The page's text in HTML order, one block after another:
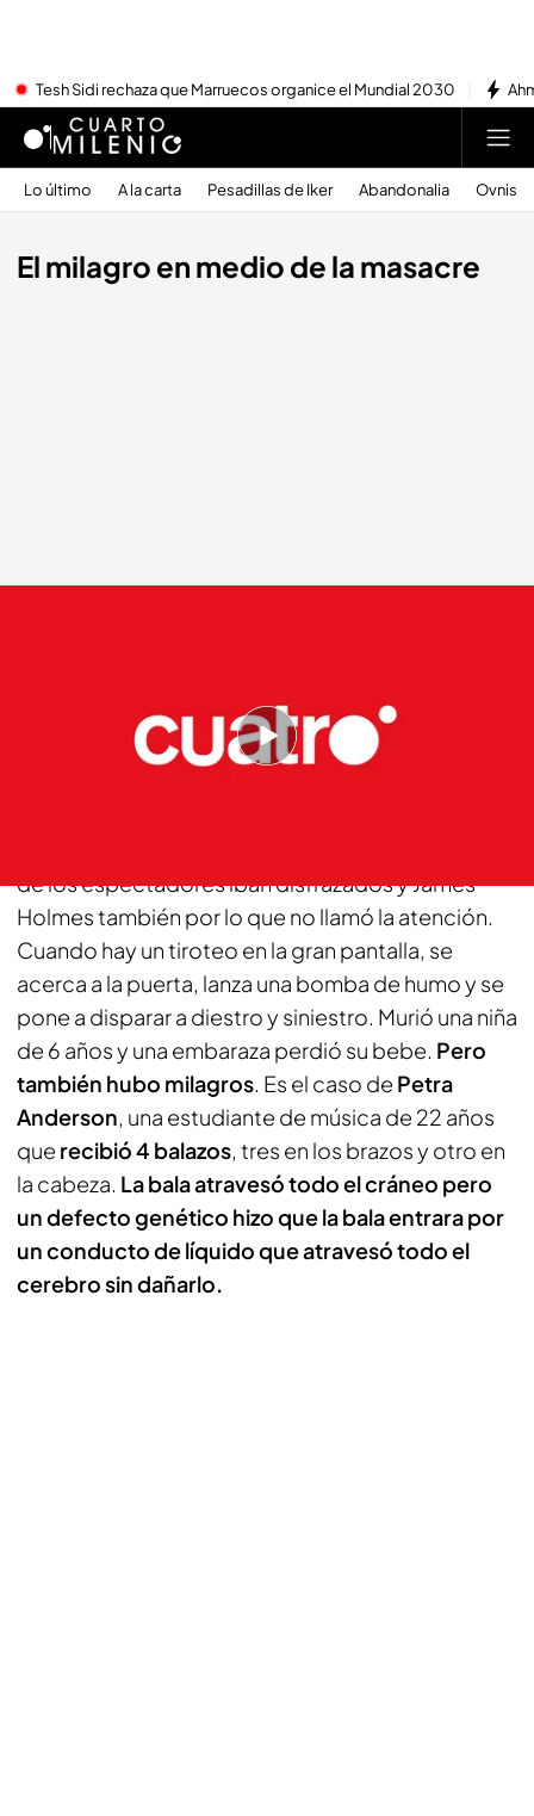
Tesh Sidi rechaza que Marruecos organice el Mundial 2030
Lo último A la carta Pesadillas de Iker Abandonalia Ovnis
El milagro en medio de la masacre
de los espectadores iban disfrazados y James
Holmes también por lo que no llamó la atención.
Cuando hay un tiroteo en la gran pantalla, se
acerca a la puerta, lanza una bomba de humo y se
pone a disparar a diestro y siniestro. Murió una niña
de 6 años y una embaraza perdió su bebe. Pero
también hubo milagros. Es el caso de Petra
Anderson, una estudiante de música de 22 años
que recibió 4 balazos, tres en los brazos y otro en
la cabeza. La bala atravesó todo el cráneo pero
un defecto genético hizo que la bala entrara por
un conducto de líquido que atravesó todo el
cerebro sin dañarlo.